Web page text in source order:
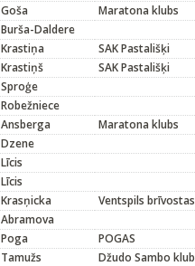
Goša
Maratona klubs
Burša-Daldere
Krastiņa
SAK Pastališķi
Krastiņš
SAK Pastališķi
Sproģe
Robežniece
Ansberga
Maratona klubs
Dzene
Līcis
Līcis
Krasņicka
Ventspils
Abramova
Poga
POGAS
Tamužs
Džudo Sambo